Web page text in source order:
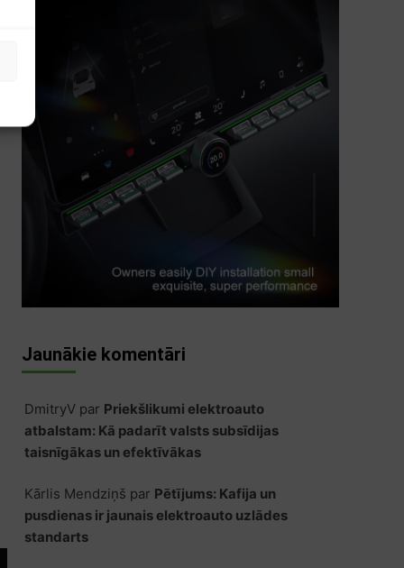
Jaunākie komentāri
DmitryVpar Priekšlikumi elektroauto
atbalstam: Kā padarīt valsts subsīdijas
taisnīgākas un efektīvākas
Kārlis Mendziņš par Pētījums: Kafija un
pusdienas ir jaunais elektroauto uzlādes
standarts